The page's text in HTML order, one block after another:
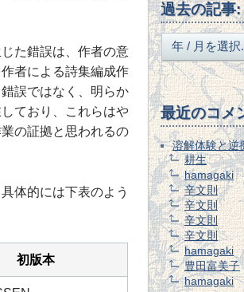
た錯誤は、作者の意
者による詩集編成作
誤ではなく、明らか
ており、これらはや
の証拠と思われるの
体的には下表のよう
初版本
過去の記事
最近のコメ
溶解体験と逆
耕生
hamagaki
辛文則
辛文則
辛文則
辛文則
hamagaki
豊田富美子
hamagaki